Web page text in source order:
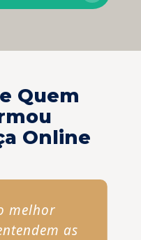
Quem
Online
melhor
as